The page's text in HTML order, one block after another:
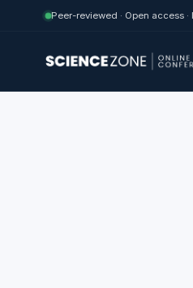
Peer-reviewed · Open access ·